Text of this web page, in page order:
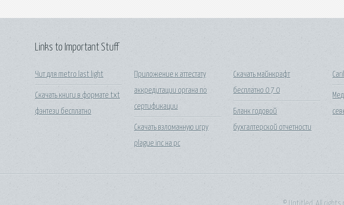
Links to Important Stuff
Чит для metro last light
Скачать книги в формате txt
фэнтези бесплатно
Приложение к аттестату
аккредитации органа по
сертификации
Скачать взломанную игру
plague inc на pc
Скачать майнкрафт
бесплатно 0 7 0
Бланк годовой
бухгалтерской отчетности